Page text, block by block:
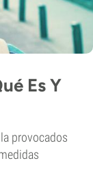
Es Y
provocados